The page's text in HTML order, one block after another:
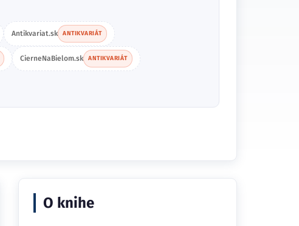
Antikvariat.sk ANTIKVARIÁT
CierneNaBielom.sk ANTIKVARIÁT
O knihe